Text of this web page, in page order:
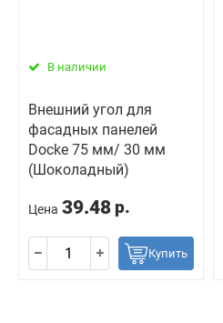
В наличии
Внешний угол для
фасадных панелей
Docke 75 мм/ 30 мм
(Шоколадный)
Цена 39.48 р.
Купить